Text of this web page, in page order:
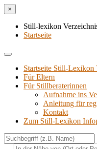
×
Still-lexikon
Startseite
Startseite Still-Lexikon
Für Eltern
Für Stillberaterinnen
Aufnahme ins
Anlei­tung für
Kon­takt
Zum Still-Lexikon